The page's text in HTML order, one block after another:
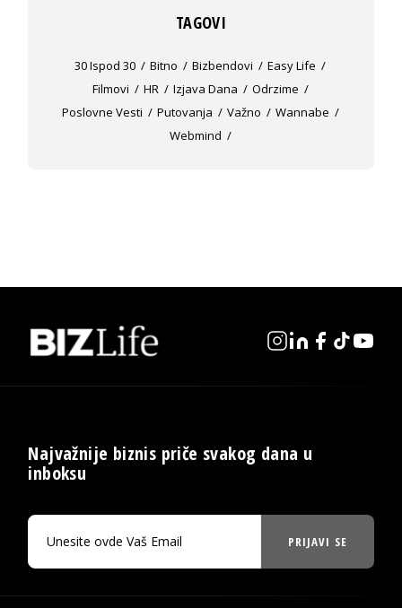
TAGOVI
30 Ispod 30 Bitno Bizbendovi
Easy Life
Filmovi
HR Izjava Dana
Odrzime
Poslovne Vesti
Putovanja Važno
Wannabe
Webmind
Najvažnije biznis priče svakog dana u
inboksu
PRIJAVI SE